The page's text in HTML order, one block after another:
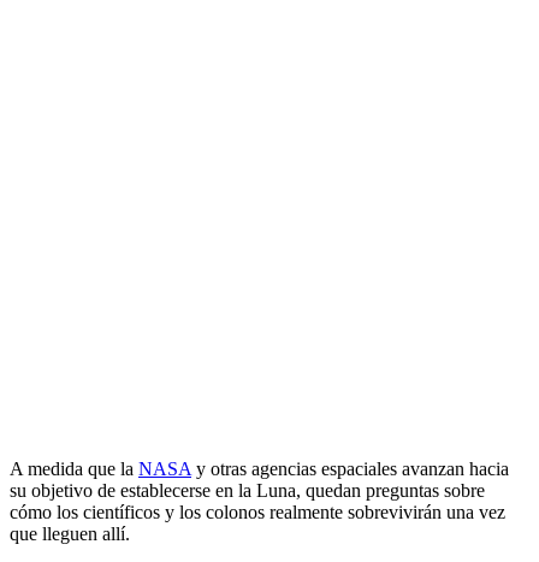
A medida que la NASA y otras agencias espaciales avanzan hacia
su objetivo de establecerse en la Luna, quedan preguntas sobre
cómo los científicos y los colonos realmente sobrevivirán una vez
que lleguen allí.